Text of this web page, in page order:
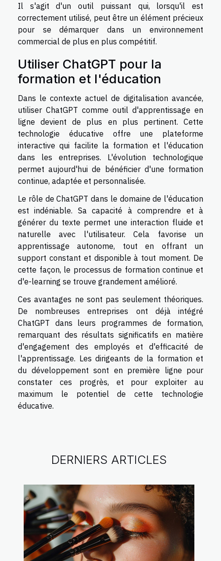
Il s'agit d'un outil puissant qui, lorsqu'il est
correctement utilisé, peut être un élément précieux
pour se démarquer dans un environnement
commercial de plus en plus compétitif.
Utiliser ChatGPT pour la
formation et l'éducation
Dans le contexte actuel de digitalisation avancée,
utiliser ChatGPT comme outil d'apprentissage en
ligne devient de plus en plus pertinent. Cette
technologie éducative offre une plateforme
interactive qui facilite la formation et l'éducation
dans les entreprises. L'évolution technologique
permet aujourd'hui de bénéficier d'une formation
continue, adaptée et personnalisée.
Le rôle de ChatGPT dans le domaine de l'éducation
est indéniable. Sa capacité à comprendre et à
générer du texte permet une interaction fluide et
naturelle avec l'utilisateur. Cela favorise un
apprentissage autonome, tout en offrant un
support constant et disponible à tout moment. De
cette façon, le processus de formation continue et
d'e-learning se trouve grandement amélioré.
Ces avantages ne sont pas seulement théoriques.
De nombreuses entreprises ont déjà intégré
ChatGPT dans leurs programmes de formation,
remarquant des résultats significatifs en matière
d'engagement des employés et d'efficacité de
l'apprentissage. Les dirigeants de la formation et
du développement sont en première ligne pour
constater ces progrès, et pour exploiter au
maximum le potentiel de cette technologie
éducative.
DERNIERS ARTICLES